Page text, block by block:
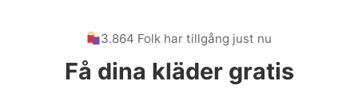
3.864 Folk har tillgång just nu
Få dina kläder gratis